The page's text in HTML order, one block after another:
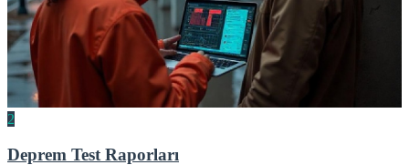
2
Deprem Test Raporları